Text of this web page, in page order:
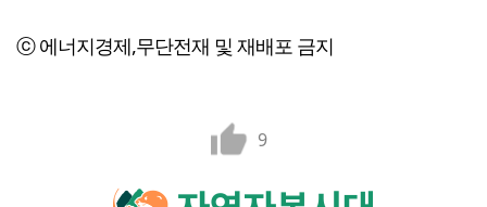
ⓒ 에너지경제,무단전재 및 재배포 금지
9